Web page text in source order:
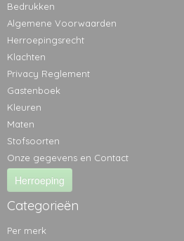
Bedrukken
Algemene Voorwaarden
Herroepingsrecht
Klachten
Privacy Reglement
Gastenboek
Kleuren
Maten
Stofsoorten
Onze gegevens en Contact
Herroeping
Categorieën
Per merk